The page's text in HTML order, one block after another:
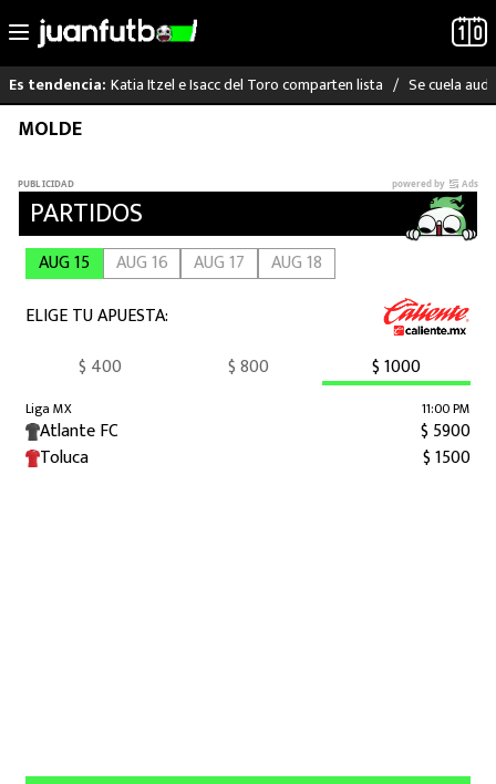
Saltar
Es tendencia: Katia Itzel e Isacc del Toro comparten lista Se cuela
LO ÚLTIMO
LIGA MX
RAYADOS
ATLANTE
SELECCIÓN MEXICANA
FUTBOL INTERNACIONAL
MOLDE